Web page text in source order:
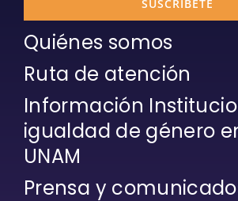
SUSCRÍBETE
Quiénes somos
Ruta de atención
Información
igualdad de género
UNAM
Prensa y